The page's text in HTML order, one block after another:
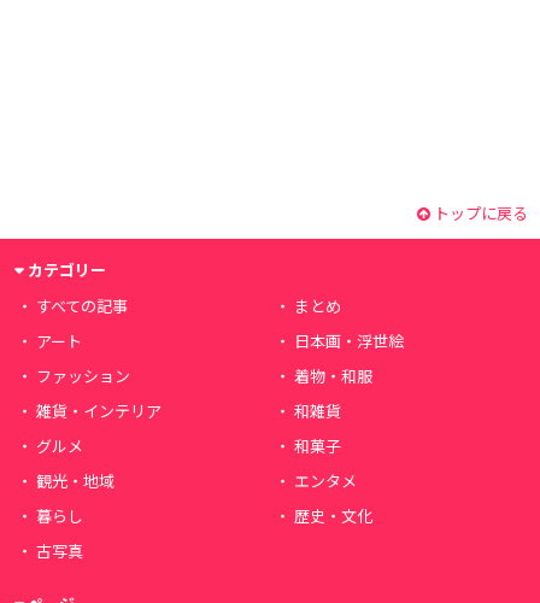
トップに戻る
カテゴリー
すべての記事
まとめ
アート
日本画・浮世絵
ファッション
着物・和服
雑貨・インテリア
和雑貨
グルメ
和菓子
観光・地域
エンタメ
暮らし
歴史・文化
古写真